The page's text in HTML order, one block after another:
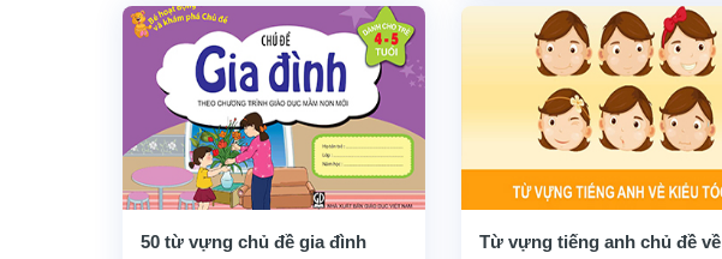
50 từ vựng chủ đề gia đình
Từ vựng tiếng anh chủ đề về